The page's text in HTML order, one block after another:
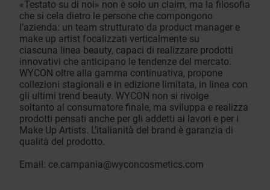
«Testato su di noi» non è solo un claim, ma la filosofia
che si cela dietro le persone che compongono
l’azienda: un team strutturato da product manager e
make up artist focalizzati verticalmente su
ciascuna linea beauty, capaci di realizzare prodotti
innovativi che anticipano le tendenze del mercato.
WYCON oltre alla gamma continuativa, propone
collezioni stagionali e in edizione limitata, in linea con
gli ultimi trend beauty. WYCON non si rivolge
soltanto al consumatore finale, ma sviluppa e realizza
prodotti pensati anche per gli addetti ai lavori e per i
Make Up Artists. L’italianità del brand è garanzia di
qualità del prodotto.
Email: ce.campania@wyconcosmetics.com